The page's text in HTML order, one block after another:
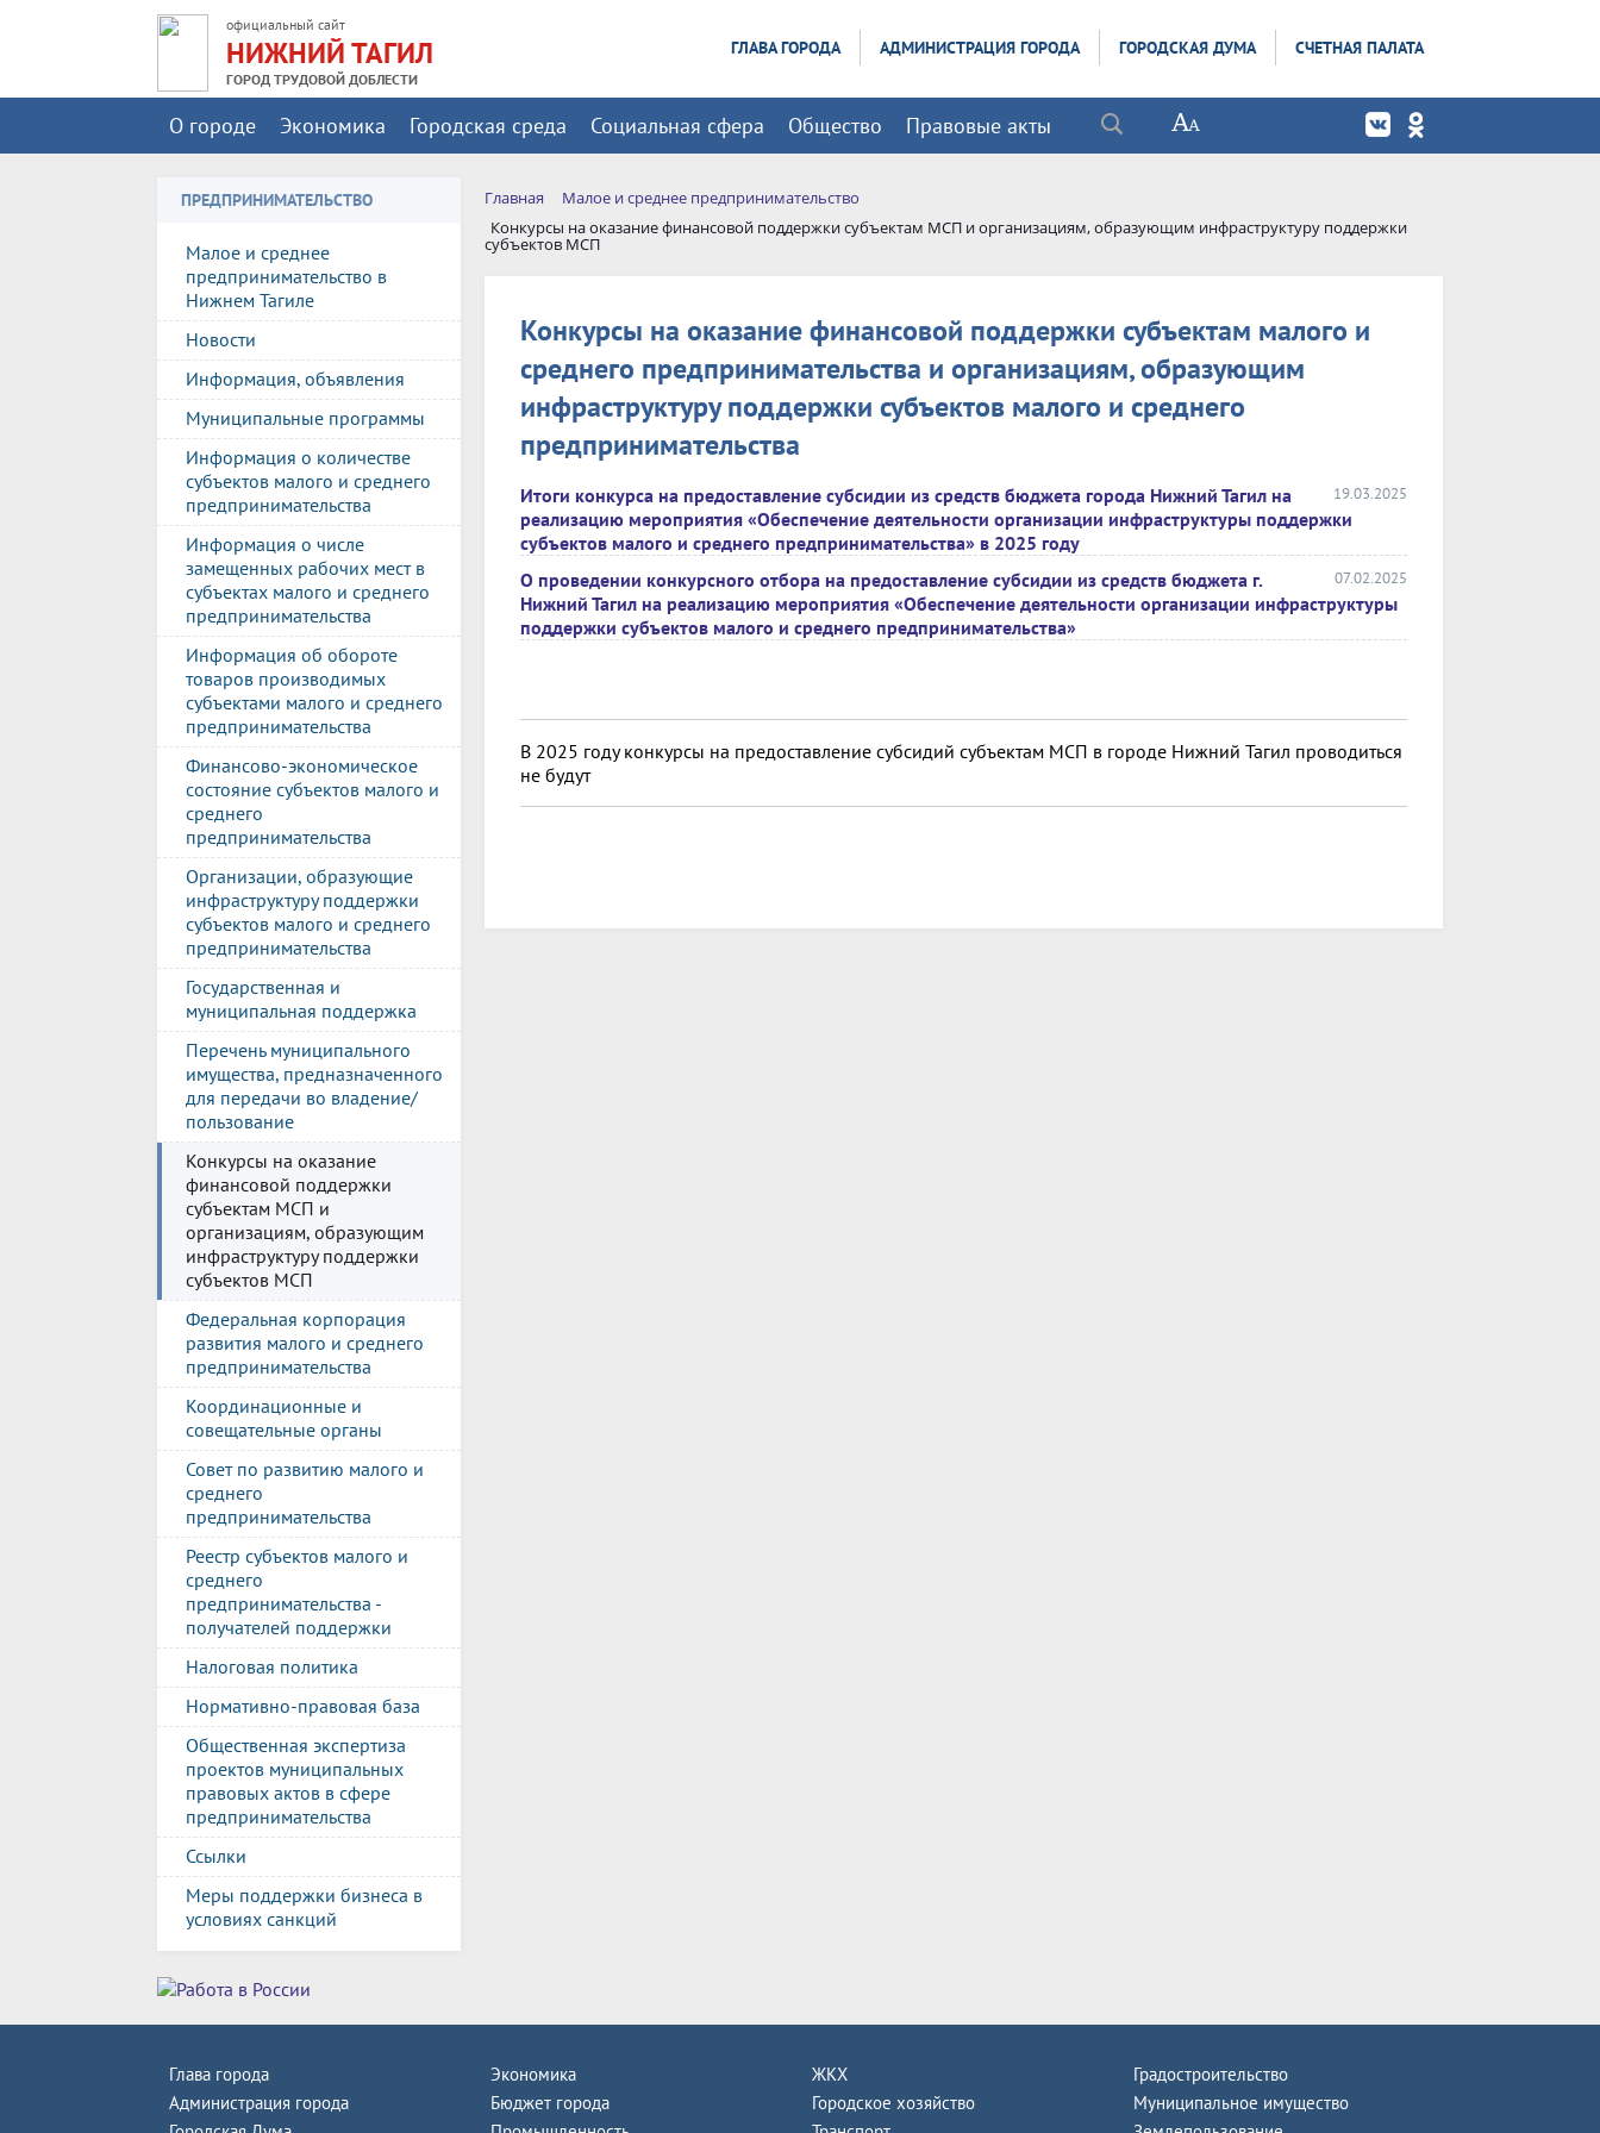
официальный сайт
НИЖНИЙ ТАГИЛ
ГОРОД ТРУДОВОЙ ДОБЛЕСТИ
ГЛАВА ГОРОДА АДМИНИСТРАЦИЯ ГОРОДА ГОРОДСКАЯ ДУМА СЧЕТНАЯ ПАЛАТА
О городе Экономика Городская среда Социальная сфера Общество Правовые акты
ПРЕДПРИНИМАТЕЛЬСТВО
Малое и среднее
предпринимательство в
Нижнем Тагиле
Новости
Информация, объявления
Муниципальные программы
Информация о количестве
субъектов малого и среднего
предпринимательства
Информация о числе
замещенных рабочих мест в
субъектах малого и среднего
предпринимательства
Информация об обороте
товаров производимых
субъектами малого и среднего
предпринимательства
Финансово-экономическое
состояние субъектов малого и
среднего
предпринимательства
Организации, образующие
инфраструктуру поддержки
субъектов малого и среднего
предпринимательства
Государственная и
муниципальная поддержка
Перечень муниципального
имущества, предназначенного
для передачи во владение/
пользование
Конкурсы на оказание
финансовой поддержки
субъектам МСП и
организациям, образующим
инфраструктуру поддержки
субъектов МСП
Федеральная корпорация
развития малого и среднего
предпринимательства
Координационные и
совещательные органы
Совет по развитию малого и
среднего
предпринимательства
Реестр субъектов малого и
среднего
предпринимательства -
получателей поддержки
Налоговая политика
Нормативно-правовая база
Общественная экспертиза
проектов муниципальных
правовых актов в сфере
предпринимательства
Ссылки
Меры поддержки бизнеса в
условиях санкций
Главная
Малое и среднее предпринимательство
Конкурсы на оказание финансовой поддержки субъектам МСП и организациям, образующим инфраструктуру поддержки
субъектов МСП
Конкурсы на оказание финансовой поддержки субъектам малого и
среднего предпринимательства и организациям, образующим
инфраструктуру поддержки субъектов малого и среднего
предпринимательства
19.03.2025
Итоги конкурса на предоставление субсидии из средств бюджета города Нижний Тагил на
реализацию мероприятия «Обеспечение деятельности организации инфраструктуры поддержки
субъектов малого и среднего предпринимательства» в 2025 году
07.02.2025
О проведении конкурсного отбора на предоставление субсидии из средств бюджета г.
Нижний Тагил на реализацию мероприятия «Обеспечение деятельности организации инфраструктуры
поддержки субъектов малого и среднего предпринимательства»
В 2025 году конкурсы на предоставление субсидий субъектам МСП в городе Нижний Тагил проводиться
не будут
Глава города
Администрация города
Экономика
Бюджет города
ЖКХ
Городское хозяйство
Градостроительство
Муниципальное имущество